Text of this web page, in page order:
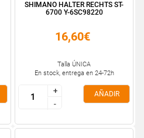
SHIMANO HALTER RECHTS ST-
6700 Y-6SC98220
16,60€
Talla ÚNICA
En stock, entrega en 24-72h
+
-
+
-
AÑADIR